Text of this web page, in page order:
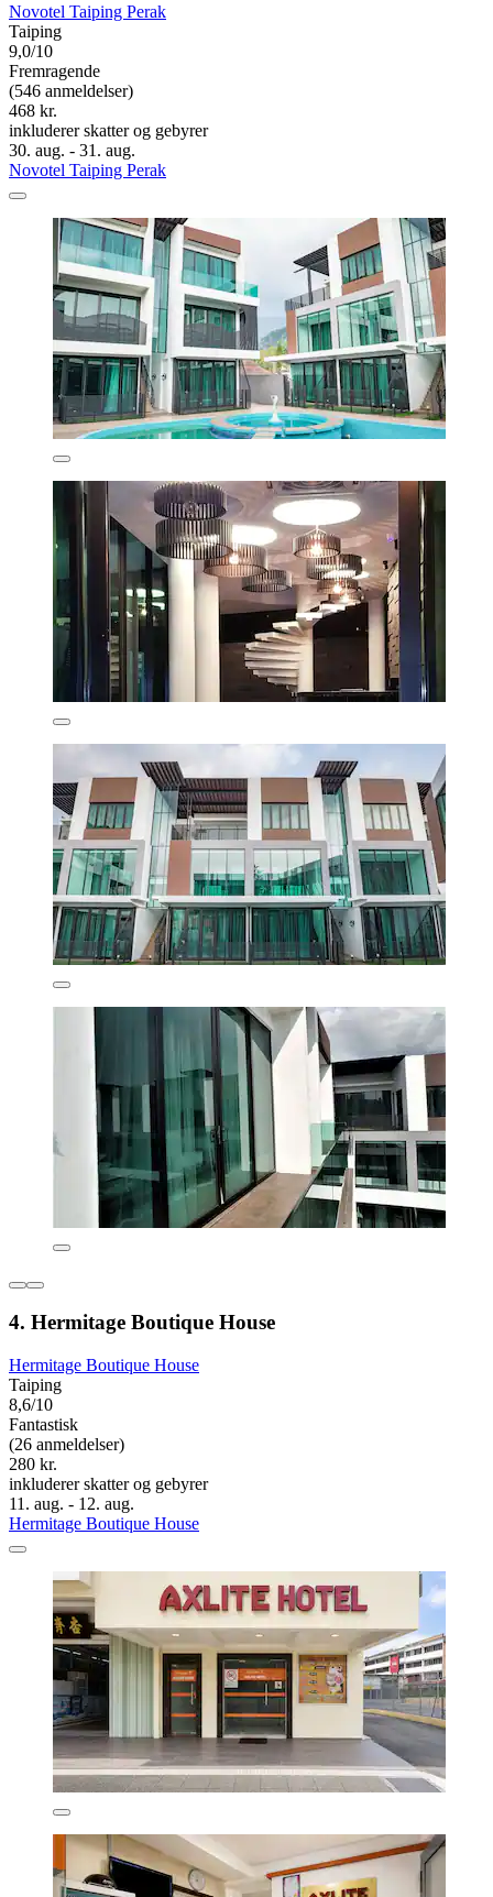
Novotel Taiping Perak
Taiping
9,0/10
Fremragende
(546 anmeldelser)
468 kr.
inkluderer skatter og gebyrer
30. aug. - 31. aug.
Novotel Taiping Perak
4. Hermitage Boutique House
Hermitage Boutique House
Taiping
8,6/10
Fantastisk
(26 anmeldelser)
280 kr.
inkluderer skatter og gebyrer
11. aug. - 12. aug.
Hermitage Boutique House